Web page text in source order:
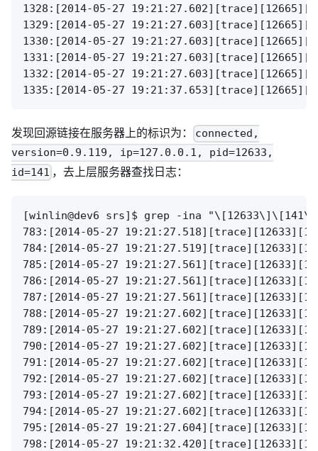
1328:[2014-05-27
1329:[2014-05-27
1330:[2014-05-27
1331:[2014-05-27
1332:[2014-05-27
发现回源链接在服务器上的标识为：
connected,
version=0.9.119, ip=127.0.0.1, pid=12633,
id=141 ，去上层服务器查找日志：
[winlin@dev6 srs]$ grep -ina
783:[2014-05-27
784:[2014-05-27
785:[2014-05-27
786:[2014-05-27
787:[2014-05-27
788:[2014-05-27
789:[2014-05-27
790:[2014-05-27
791:[2014-05-27
792:[2014-05-27
793:[2014-05-27
794:[2014-05-27
795:[2014-05-27
798:[2014-05-27